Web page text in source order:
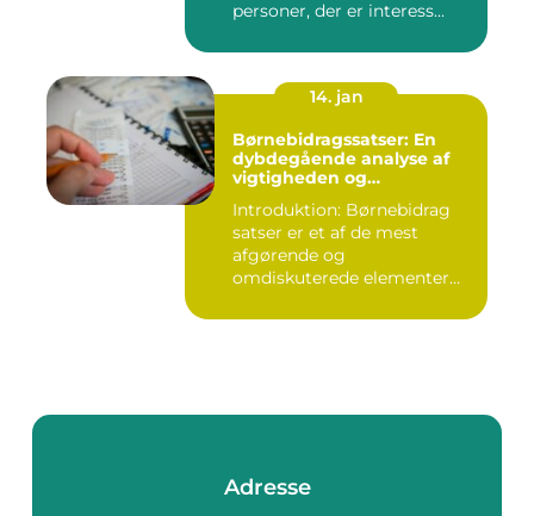
personer, der er interess...
14. jan
Børnebidragssatser: En
dybdegående analyse af
vigtigheden og
Introduktion: Børnebidrag
satser er et af de mest
afgørende og
omdiskuterede elementer
Adresse